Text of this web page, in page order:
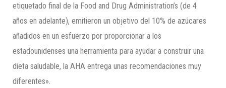
etiquetado final de la Food and Drug Administration’s (de 4
años en adelante), emitieron un objetivo del 10% de azúcares
añadidos en un esfuerzo por proporcionar a los
estadounidenses una herramienta para ayudar a construir una
dieta saludable, la AHA entrega unas recomendaciones muy
diferentes».